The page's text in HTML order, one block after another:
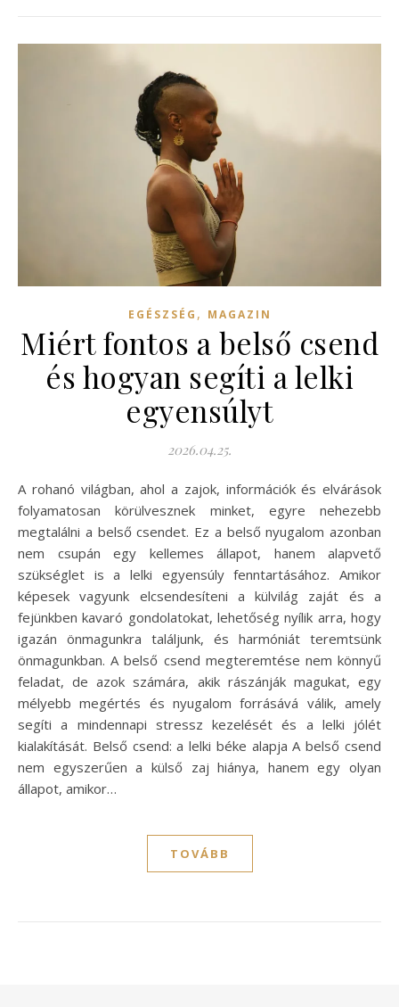
EGÉSZSÉG , MAGAZIN
Miért fontos a belső csend
és hogyan segíti a lelki
egyensúlyt
2026.04.25.
A rohanó világban, ahol a zajok, információk és elvárások
folyamatosan körülvesznek minket, egyre nehezebb
megtalálni a belső csendet. Ez a belső nyugalom azonban
nem csupán egy kellemes állapot, hanem alapvető
szükséglet is a lelki egyensúly fenntartásához. Amikor
képesek vagyunk elcsendesíteni a külvilág zaját és a
fejünkben kavaró gondolatokat, lehetőség nyílik arra, hogy
igazán önmagunkra találjunk, és harmóniát teremtsünk
önmagunkban. A belső csend megteremtése nem könnyű
feladat, de azok számára, akik rászánják magukat, egy
mélyebb megértés és nyugalom forrásává válik, amely
segíti a mindennapi stressz kezelését és a lelki jólét
kialakítását. Belső csend: a lelki béke alapja A belső csend
nem egyszerűen a külső zaj hiánya, hanem egy olyan
állapot, amikor…
TOVÁBB